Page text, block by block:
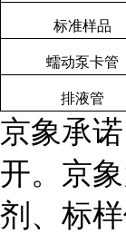
标准样品
蠕动泵卡管
排液管
京象承
开。京
剂、标